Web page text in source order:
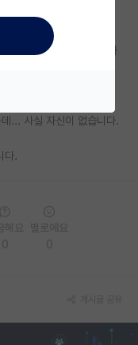
jcr 5퍼이내), SCI 공저자
백이 생길 것같아 고민
... 사실 자신이 없습니다.
다.